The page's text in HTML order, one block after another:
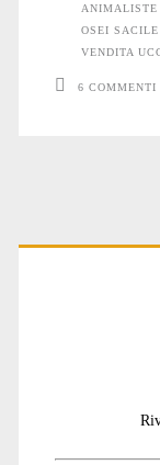
ANIMALISTE
OSEI SACILE
VENDITA
6 COMMENTI
Primary